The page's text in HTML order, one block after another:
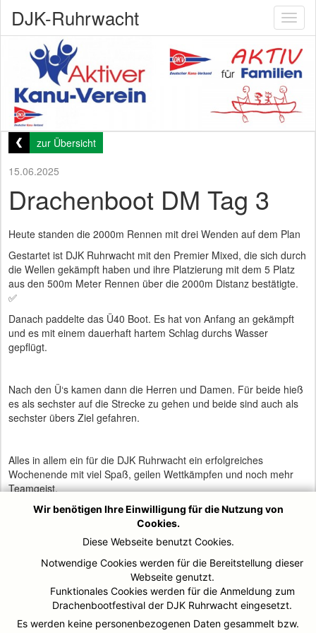
DJK-Ruhrwacht
zur Übersicht
15.06.2025
Drachenboot DM Tag 3
Heute standen die 2000m Rennen mit drei Wenden auf dem Plan
Gestartet ist DJK Ruhrwacht mit den Premier Mixed, die sich durch
die Wellen gekämpft haben und ihre Platzierung mit dem 5 Platz
aus den 500m Meter Rennen über die 2000m Distanz bestätigte.
✅
Danach paddelte das Ü40 Boot. Es hat von Anfang an gekämpft
und es mit einem dauerhaft hartem Schlag durchs Wasser
gepflügt.
Nach den Ü‘s kamen dann die Herren und Damen. Für beide hieß
es als sechster auf die Strecke zu gehen und beide sind auch als
sechster übers Ziel gefahren.
Alles in allem ein für die DJK Ruhrwacht ein erfolgreiches
Wochenende mit viel Spaß, geilen Wettkämpfen und noch mehr
Teamgeist.
So kann man beruhigt und zuversichtlich auf die kommenden DM‘s
Ach ja, das Ergebnis der Ü‘s fehlte ja noch.
Die Ü40 haben tapfer gekämpft und alles gegeben und haben den
Abstand nach hinten dauerhaft vergrößert, sodass fest stand das
es ein Kampf um Platz 3 gibt. Leider hat es am Ende um eine
Haaresbreite nicht geklappt und das Ü40 Boot ist als 4ter über die
Wir benötigen Ihre Einwilligung für die Nutzung von
Cookies.
Diese Webseite benutzt Cookies.
Notwendige Cookies werden für die Bereitstellung dieser
Webseite genutzt.
Funktionales Cookies werden für die Anmeldung zum
Drachenbootfestival der DJK Ruhrwacht eingesetzt.
Es werden keine personenbezogenen Daten gesammelt bzw.